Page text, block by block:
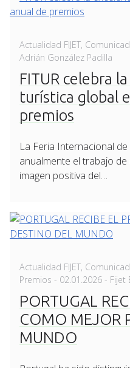
Actualidad FIJET,
Adrián González Padilla
FITUR celebra
turística global
premios
La Feria Internacional
anualmente el trabajo
imagen positiva del…
Actualidad FIJET,
Premios - Posted
02.01.2026 - Fijet
PORTUGAL
COMO MEJOR
MUNDO